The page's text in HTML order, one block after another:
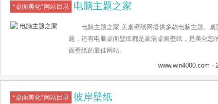
“桌面美化”网站目录 电脑主题之家
电脑主题之家,美桌壁纸网提供多款电脑主题、
题，还有电脑桌面壁纸都是高清桌面壁纸，是美化您
面壁纸的最佳网站。
www.win4000.com -
“桌面美化”网站目录 彼岸壁纸